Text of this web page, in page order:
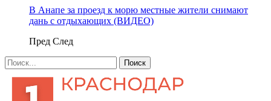
В Анапе за проезд к морю местные жители снимают
дань с отдыхающих (ВИДЕО)
Пред След